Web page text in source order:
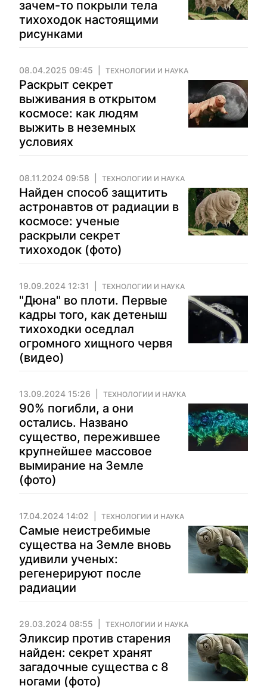
зачем-то покрыли тела
тихоходок настоящими
рисунками
08.04.2025 09:45 ТЕХНОЛОГИИ И НАУКА
Раскрыт секрет
выживания в открытом
космосе: как людям
выжить в неземных
условиях
08.11.2024 09:58 ТЕХНОЛОГИИ И НАУКА
Найден способ защитить
астронавтов от радиации в
космосе: ученые
раскрыли секрет
тихоходок (фото)
19.09.2024 12:31 ТЕХНОЛОГИИ И НАУКА
"Дюна" во плоти. Первые
кадры того, как детеныш
тихоходки оседлал
огромного хищного червя
(видео)
13.09.2024 15:26 ТЕХНОЛОГИИ И НАУКА
90% погибли, а они
остались. Названо
существо, пережившее
крупнейшее массовое
вымирание на Земле
(фото)
17.04.2024 14:02 ТЕХНОЛОГИИ И НАУКА
Самые неистребимые
существа на Земле вновь
удивили ученых:
регенерируют после
радиации
29.03.2024 08:55 ТЕХНОЛОГИИ И НАУКА
Эликсир против старения
найден: секрет хранят
загадочные существа с 8
ногами (фото)